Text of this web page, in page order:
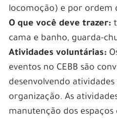
locomoção) e por ordem
O que você deve trazer:
cama e banho, guarda-
Atividades voluntárias:
eventos no CEBB são
desenvolvendo atividades
organização. As
manutenção dos